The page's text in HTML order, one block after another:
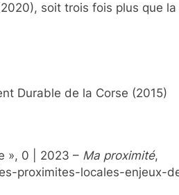
soit trois fois plus que
Durable de la Corse (2015)
», 0 | 2023 – Ma proximité,
proximites-locales-enjeux-